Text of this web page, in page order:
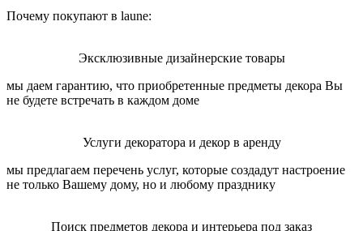
Почему покупают в laune:
Эксклюзивные дизайнерские товары
мы даем гарантию, что приобретенные предметы декора Вы
не будете встречать в каждом доме
Услуги декоратора и декор в аренду
мы предлагаем перечень услуг, которые создадут настроение
не только Вашему дому, но и любому празднику
Поиск предметов декора и интерьера под заказ